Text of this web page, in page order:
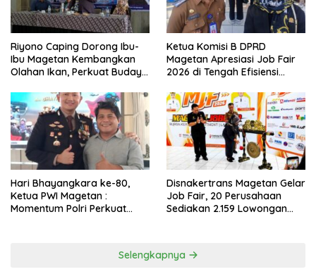
Riyono Caping Dorong Ibu-
Ibu Magetan Kembangkan
Olahan Ikan, Perkuat Budaya
Ketua Komisi B DPRD
Magetan Apresiasi Job Fair
2026 di Tengah Efisiensi
Hari Bhayangkara ke-80,
Ketua PWI Magetan :
Momentum Polri Perkuat
Disnakertrans Magetan Gelar
Job Fair, 20 Perusahaan
Sediakan 2.159 Lowongan
Selengkapnya